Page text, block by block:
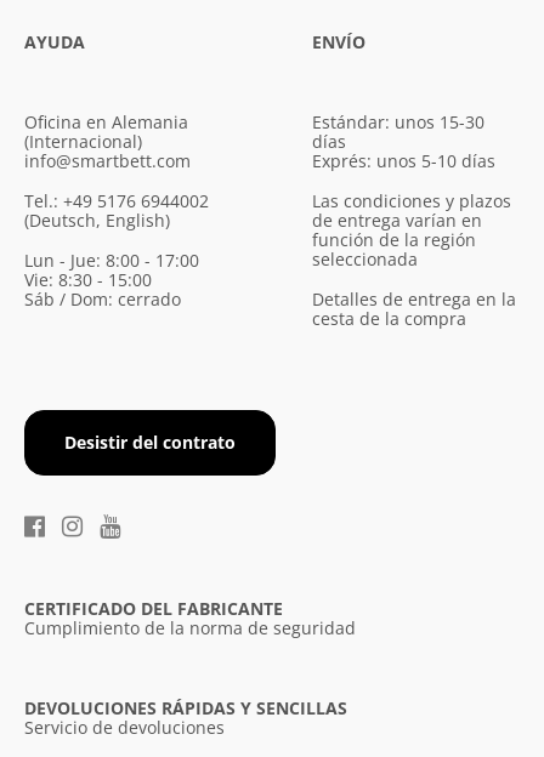
AYUDA
Oficina en Alemania
(Internacional)
info@smartbett.com
Tel.: +49 5176 6944002
(Deutsch, English)
Lun - Jue: 8:00 - 17:00
Vie: 8:30 - 15:00
Sáb / Dom: cerrado
Desistir del contrato
ENVÍO
Estándar: unos 15-30
días
Exprés: unos 5-10 días
Las condiciones y plazos
de entrega varían en
función de la región
seleccionada
Detalles de entrega en la
cesta de la compra
CERTIFICADO DEL FABRICANTE
Cumplimiento de la norma de seguridad
DEVOLUCIONES RÁPIDAS Y SENCILLAS
Servicio de devoluciones